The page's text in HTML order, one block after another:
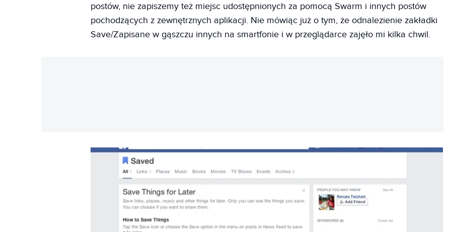
postów, nie zapiszemy też miejsc udostępnionych za pomocą Swarm i innych postów
pochodzących z zewnętrznych aplikacji. Nie mówiąc już o tym, że odnalezienie zakładki
Save/Zapisane w gąszczu innych na smartfonie i w przeglądarce zajęło mi kilka chwil.